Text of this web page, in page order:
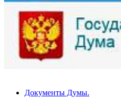
Документы Думы.